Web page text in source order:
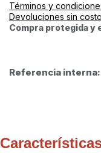
Términos y
Devoluciones sin
Compra protegida y
Referencia interna: